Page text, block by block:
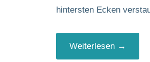
hintersten Ecken
Weiterlesen →